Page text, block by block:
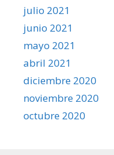
julio 2021
junio 2021
mayo 2021
abril 2021
diciembre 2020
noviembre 2020
octubre 2020